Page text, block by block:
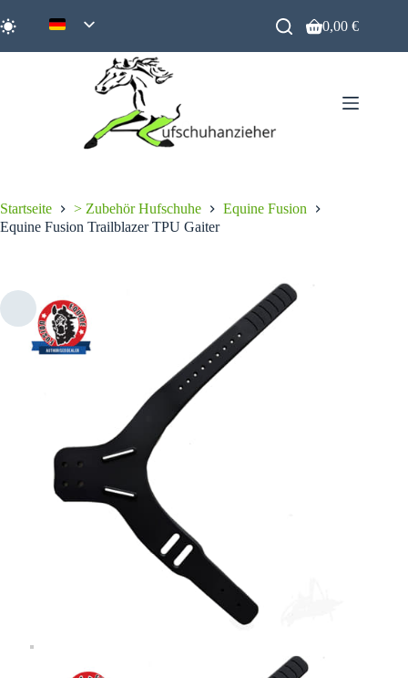
Inhalt
springen
Warenkorb
0,00€
Startseite > Zubehör Hufschuhe
Equine Fusion
Equine Fusion Trailblazer TPU Gaiter